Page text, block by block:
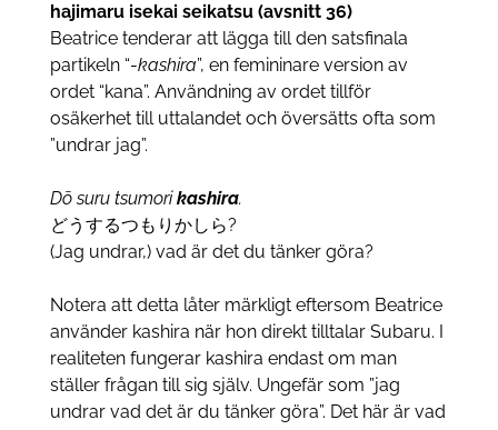
hajimaru isekai seikatsu (avsnitt 36)
Beatrice tenderar att lägga till den satsfinala
partikeln “-kashira”, en femininare version av
ordet “kana”. Användning av ordet tillför
osäkerhet till uttalandet och översätts ofta som
”undrar jag”.
Dō suru tsumorikashira.
どうするつもりかしら?
(Jag undrar,) vad är det du tänker göra?
Notera att detta låter märkligt eftersom Beatrice
använder kashira när hon direkt tilltalar Subaru. I
realiteten fungerar kashira endast om man
ställer frågan till sig själv. Ungefär som ”jag
undrar vad det är du tänker göra”. Det här är vad